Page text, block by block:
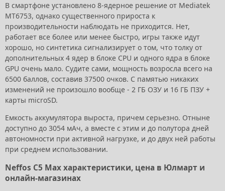
В смартфоне установлено 8-ядерное решение от Mediatek
MT6753, однако существенного прироста к
производительности наблюдать не приходится. Нет,
работает все более или менее быстро, игры также идут
хорошо, но синтетика сигнализирует о том, что толку от
дополнительных 4 ядер в блоке CPU и одного ядра в блоке
GPU очень мало. Судите сами, мощность возросла всего на
6500 баллов, составив 37500 очков. С памятью никаких
изменений не произошло вообще - 2 ГБ ОЗУ и 16 ГБ ПЗУ +
карты microSD.
Емкость аккумулятора выроста, причем серьезно. Отныне
доступно до 3054 мАч, а вместе с этим и до полутора дней
автономности при активной нагрузке, и до двух ней работы
при среднем использовании.
Neffos C5 Max характеристики, цена в Юлмарт и
онлайн-магазинах